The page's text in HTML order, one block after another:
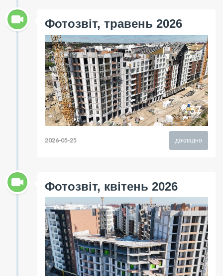
Фотозвіт, травень 2026
докладно
2026-05-25
Фотозвіт, квітень 2026